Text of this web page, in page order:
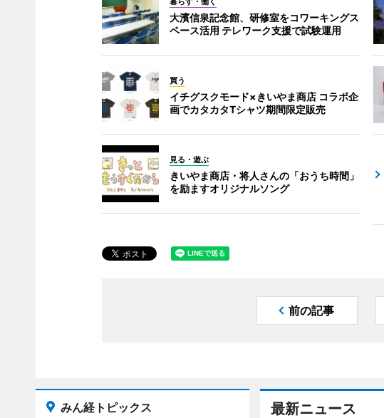
大濱信泉記念館、研修室をコワーキングス
ペース活用 テレワーク支援で試験運用
買う
イチグスクモード×きいやま商店 コラボ企
画でカタカタTシャツ期間限定販売
見る・遊ぶ
きいやま商店・将人さんの「おうち時間」
を励ますオリジナルソング
前の記事
最新ニュース
みん経トピックス